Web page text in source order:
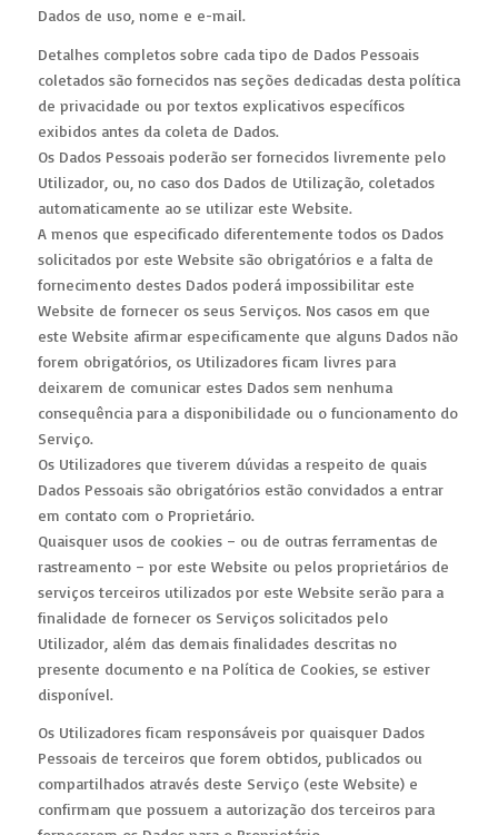
Dados de uso, nome e e-mail.
Detalhes completos sobre cada tipo de Dados Pessoais
coletados são fornecidos nas seções dedicadas desta política
de privacidade ou por textos explicativos específicos
exibidos antes da coleta de Dados.
Os Dados Pessoais poderão ser fornecidos livremente pelo
Utilizador, ou, no caso dos Dados de Utilização, coletados
automaticamente ao se utilizar este Website.
A menos que especificado diferentemente todos os Dados
solicitados por este Website são obrigatórios e a falta de
fornecimento destes Dados poderá impossibilitar este
Website de fornecer os seus Serviços. Nos casos em que
este Website afirmar especificamente que alguns Dados não
forem obrigatórios, os Utilizadores ficam livres para
deixarem de comunicar estes Dados sem nenhuma
consequência para a disponibilidade ou o funcionamento do
Serviço.
Os Utilizadores que tiverem dúvidas a respeito de quais
Dados Pessoais são obrigatórios estão convidados a entrar
em contato com o Proprietário.
Quaisquer usos de cookies – ou de outras ferramentas de
rastreamento – por este Website ou pelos proprietários de
serviços terceiros utilizados por este Website serão para a
finalidade de fornecer os Serviços solicitados pelo
Utilizador, além das demais finalidades descritas no
presente documento e na Política de Cookies, se estiver
disponível.
Os Utilizadores ficam responsáveis por quaisquer Dados
Pessoais de terceiros que forem obtidos, publicados ou
compartilhados através deste Serviço (este Website) e
confirmam que possuem a autorização dos terceiros para